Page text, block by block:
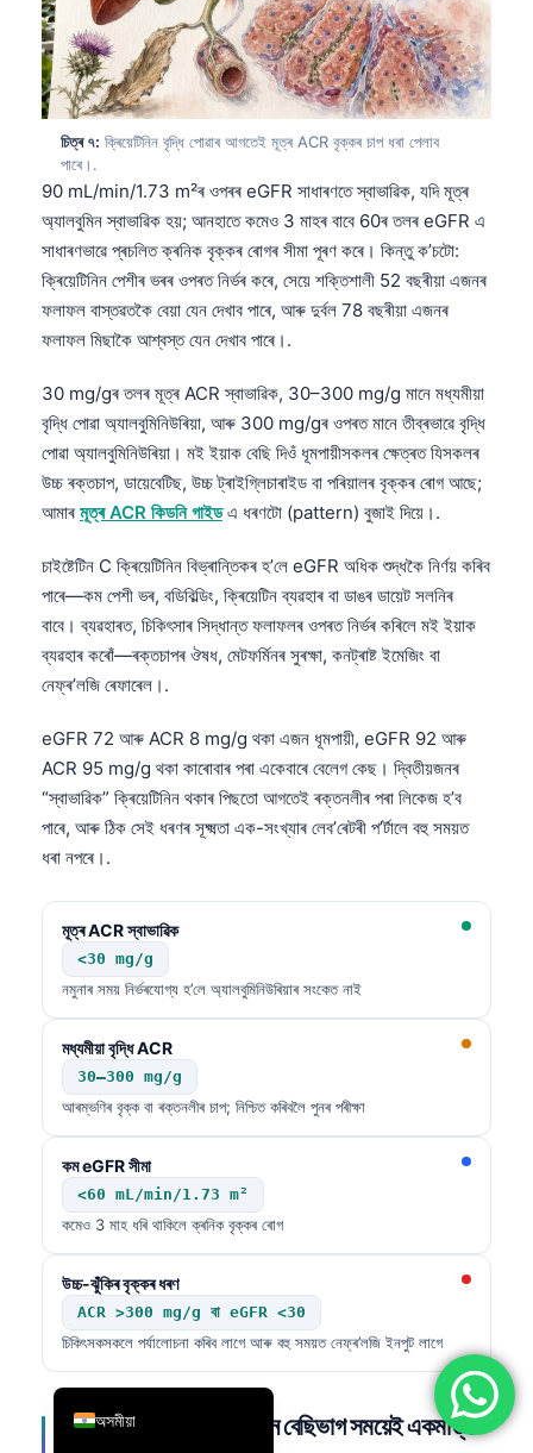
চিত্ৰ ৭: ক্ৰিয়েটিনিন বৃদ্ধি পোৱাৰ আগতেই মূত্ৰ ACR বৃক্কৰ চাপ ধৰা পেলাব
পাৰে।.
90 mL/min/1.73 m²ৰ ওপৰৰ eGFR সাধাৰণতে স্বাভাৱিক, যদি মূত্ৰ
অ্যালবুমিন স্বাভাৱিক হয়; আনহাতে কমেও 3 মাহৰ বাবে 60ৰ তলৰ eGFR এ
সাধাৰণভাৱে প্ৰচলিত ক্ৰনিক বৃক্কৰ ৰোগৰ সীমা পূৰণ কৰে। কিন্তু ক’চটো:
ক্ৰিয়েটিনিন পেশীৰ ভৰৰ ওপৰত নিৰ্ভৰ কৰে, সেয়ে শক্তিশালী 52 বছৰীয়া এজনৰ
ফলাফল বাস্তৱতকৈ বেয়া যেন দেখাব পাৰে, আৰু দুৰ্বল 78 বছৰীয়া এজনৰ
ফলাফল মিছাকৈ আশ্বস্ত যেন দেখাব পাৰে।.
30 mg/gৰ তলৰ মূত্ৰ ACR স্বাভাৱিক, 30–300 mg/g মানে মধ্যমীয়া
বৃদ্ধি পোৱা অ্যালবুমিনিউৰিয়া, আৰু 300 mg/gৰ ওপৰত মানে তীব্ৰভাৱে বৃদ্ধি
পোৱা অ্যালবুমিনিউৰিয়া। মই ইয়াক বেছি দিওঁ ধূমপায়ীসকলৰ ক্ষেত্ৰত যিসকলৰ
উচ্চ ৰক্তচাপ, ডায়েবেটিছ, উচ্চ ট্ৰাইগ্লিচাৰাইড বা পৰিয়ালৰ বৃক্কৰ ৰোগ আছে;
আমাৰ মূত্ৰ ACR কিডনি গাইডএ ধৰণটো (pattern) বুজাই দিয়ে।.
চাইষ্টেটিন C ক্ৰিয়েটিনিন বিভ্ৰান্তিকৰ হ’লে eGFR অধিক শুদ্ধকৈ নিৰ্ণয় কৰিব
পাৰে—কম পেশী ভৰ, বডিবিল্ডিং, ক্ৰিয়েটিন ব্যৱহাৰ বা ডাঙৰ ডায়েট সলনিৰ
বাবে। ব্যৱহাৰত, চিকিৎসাৰ সিদ্ধান্ত ফলাফলৰ ওপৰত নিৰ্ভৰ কৰিলে মই ইয়াক
ব্যৱহাৰ কৰোঁ—ৰক্তচাপৰ ঔষধ, মেটফৰ্মিনৰ সুৰক্ষা, কনট্ৰাষ্ট ইমেজিং বা
নেফ্ৰ’লজি ৰেফাৰেল।.
eGFR 72 আৰু ACR 8 mg/g থকা এজন ধূমপায়ী, eGFR 92 আৰু
ACR 95 mg/g থকা কাৰোবাৰ পৰা একেবাৰে বেলেগ কেছ। দ্বিতীয়জনৰ
“স্বাভাৱিক” ক্ৰিয়েটিনিন থকাৰ পিছতো আগতেই ৰক্তনলীৰ পৰা লিকেজ হ’ব
পাৰে, আৰু ঠিক সেই ধৰণৰ সূক্ষ্মতা এক-সংখ্যাৰ লেব’ৰেটৰী প’ৰ্টালে বহু সময়ত
ধৰা নপৰে।.
মূত্ৰ ACR স্বাভাৱিক
<30 mg/g
নমুনাৰ সময় নিৰ্ভৰযোগ্য হ’লে অ্যালবুমিনিউৰিয়াৰ সংকেত নাই
মধ্যমীয়া বৃদ্ধি ACR
30–300 mg/g
আৰম্ভণিৰ বৃক্ক বা ৰক্তনলীৰ চাপ; নিশ্চিত কৰিবলৈ পুনৰ পৰীক্ষা
কম eGFR সীমা
<60 mL/min/1.73 m²
কমেও 3 মাহ ধৰি থাকিলে ক্ৰনিক বৃক্কৰ ৰোগ
উচ্চ-ঝুঁকিৰ বৃক্কৰ ধৰণ
ACR >300 mg/g বা eGFR <30
চিকিৎসকসকলে পৰ্যালোচনা কৰিব লাগে আৰু বহু সময়ত নেফ্ৰ’লজি ইনপুট লাগে
যকৃত কাৰ্যক্ষমতা পৰীক্ষা: ধূমপান বেছিভাগ সময়েই একমাত্ৰ
অসমীয়া
Deutsch
العربية
עִבְרִית
Italiano
Português
Ελληνικά
Română
简体中文
Български
Dansk
Nederlands
Հայերեն
Íslenska
Српски језик
Svenska
Bosanski
Azərbaycan dili
Eesti
日本語
ქართული
Русский
Lietuvių kalba
Polski
한국어
Slovenščina
Magyar
Shqip
বাংলা